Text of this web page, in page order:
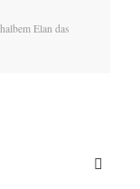
Elan das
